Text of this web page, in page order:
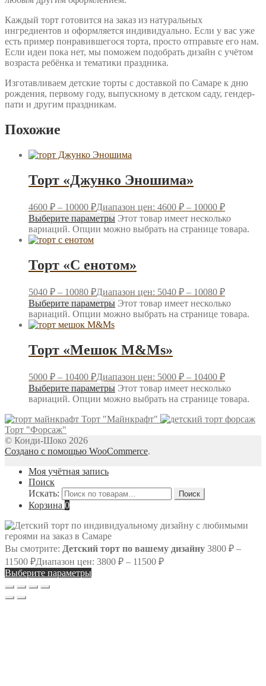
Каждый торт готовится на заказ из натуральных
ингредиентов и оформляется индивидуально. Если у вас уже
есть пример понравившегося торта, просто отправьте его нам.
Если идеи пока нет, мы поможем подобрать дизайн с учётом
возраста ребёнка и тематики праздника.
Изготавливаем детские торты с доставкой по Самаре к дню
рождения, первому году, выпускному в детском саду, гендер-
пати и другим праздникам.
Похожие
Торт «Джунко Эношима»
4600 ₽ – 10000 ₽Диапазон цен: 4600 ₽ – 10000 ₽
Выберите параметры Этот товар имеет несколько
вариаций. Опции можно выбрать на странице товара.
Торт «С енотом»
5040 ₽ – 10080 ₽Диапазон цен: 5040 ₽ – 10080 ₽
Выберите параметры Этот товар имеет несколько
вариаций. Опции можно выбрать на странице товара.
Торт «Мешок M&Ms»
5000 ₽ – 10400 ₽Диапазон цен: 5000 ₽ – 10400 ₽
Выберите параметры Этот товар имеет несколько
вариаций. Опции можно выбрать на странице товара.
Торт "Майнкрафт"
Торт "Форсаж"
© Конди-Шоко 2026
Создано с помощью WooCommerce.
Моя учётная запись
Поиск
Искать:
Поиск
Корзина 0
Вы смотрите: Детский торт по вашему дизайну 3800 ₽ –
11500 ₽Диапазон цен: 3800 ₽ – 11500 ₽
Выберите параметры